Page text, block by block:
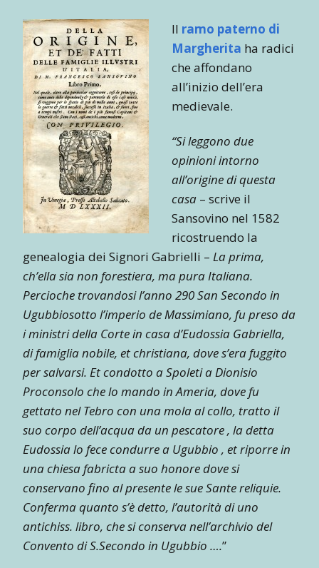
Il ramo paterno di
Margherita ha radici
che affondano
all’inizio dell’era
medievale.
“Si leggono due
opinioni intorno
all’origine di questa
casa – scrive il
Sansovino nel 1582
ricostruendo la
genealogia dei Signori Gabrielli – La prima,
ch’ella sia non forestiera, ma pura Italiana.
Percioche trovandosi l’anno 290 San Secondo in
Ugubbiosotto l’imperio de Massimiano, fu preso da
i ministri della Corte in casa d’Eudossia Gabriella,
di famiglia nobile, et christiana, dove s’era fuggito
per salvarsi. Et condotto a Spoleti a Dionisio
Proconsolo che lo mando in Ameria, dove fu
gettato nel Tebro con una mola al collo, tratto il
suo corpo dell’acqua da un pescatore , la detta
Eudossia lo fece condurre a Ugubbio , et riporre in
una chiesa fabricta a suo honore dove si
conservano fino al presente le sue Sante reliquie.
Conferma quanto s’è detto, l’autorità di uno
antichiss. libro, che si conserva nell’archivio del
Convento di S.Secondo in Ugubbio ….”